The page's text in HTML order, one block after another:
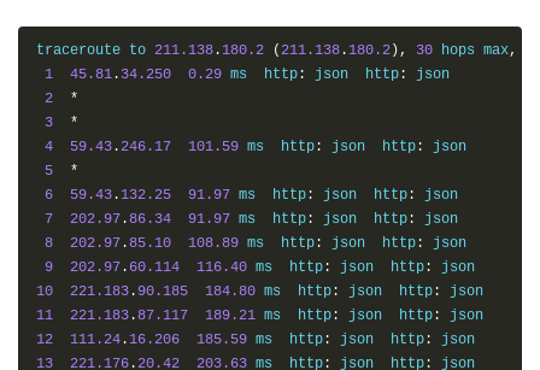
traceroute to 211.138 . 180.2 (211.138 . 180.2 ), 30 hops max,
1
45.81 . 34.250 0.29 ms  http : json  http :
json
2
*
3
*
4
59.43 .246.17 101.59 ms  http : json  http :
json
5
*
6
59.43 . 132.25 91.97 ms  http : json  http :
json
7
202.97 .86.34 91.97 ms  http : json  http :
json
8
202.97 .85.10 108.89 ms  http : json  http :
json
9
202.97 . 60.114 116.40 ms  http : json  http :
10
221.183 .90.185 184.80 ms  http : json  http :
11
221.183 .87.117 189.21 ms  http : json  http :
12
111.24 . 16.206 185.59 ms  http : json  http :
13
221.176 .20.42 203.63 ms  http : json  http :